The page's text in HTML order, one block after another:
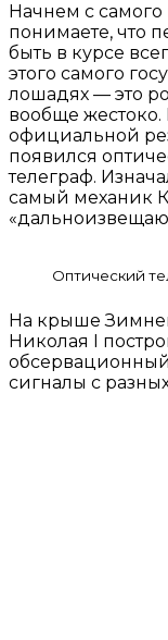
Начнем с
понимаете, что
быть в курсе
этого самого
лошадях — это
вообще жестоко.
официальной
появился
телеграф.
самый механик
Оптический
На крыше
Николая I
сигналы с